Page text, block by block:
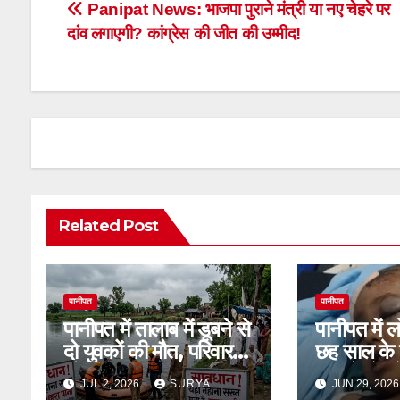
Post
navigation
Panipat News: भाजपा पुराने मंत्री या नए चेहरे पर
दांव लगाएगी? कांग्रेस की जीत की उम्मीद!
Related Post
पानीपत
पानीपत में तालाब में डूबने से
दो युवकों की मौत, परिवार
शोकाकुल
JUL 2, 2026 SURYA
पानीपत
पानीपत में
छह साल के
गली में
JUN 29,